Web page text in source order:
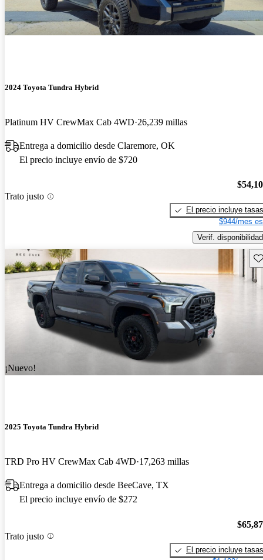
2024 Toyota Tundra Hybrid
Platinum HV CrewMax Cab 4WD 26,239 millas
Entrega a domicilio desde Claremore, OK
El precio incluye envío de $720
Trato justo
El precio incluye tasas
$944/mes
Verif. disponibilidad
¡Nuevo!
2025 Toyota Tundra Hybrid
TRD Pro HV CrewMax Cab 4WD 17,263 millas
Entrega a domicilio desde BeeCave, TX
El precio incluye envío de $272
Trato justo
El precio incluye tasas